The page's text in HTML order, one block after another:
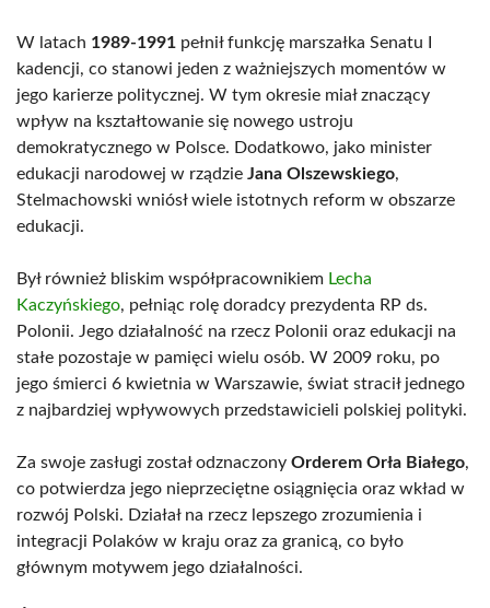
W latach 1989-1991 pełnił funkcję marszałka Senatu I
kadencji, co stanowi jeden z ważniejszych momentów w
jego karierze politycznej. W tym okresie miał znaczący
wpływ na kształtowanie się nowego ustroju
demokratycznego w Polsce. Dodatkowo, jako minister
edukacji narodowej w rządzie Jana Olszewskiego,
Stelmachowski wniósł wiele istotnych reform w obszarze
edukacji.
Był również bliskim współpracownikiem Lecha
Kaczyńskiego, pełniąc rolę doradcy prezydenta RP ds.
Polonii. Jego działalność na rzecz Polonii oraz edukacji na
stałe pozostaje w pamięci wielu osób. W 2009 roku, po
jego śmierci 6 kwietnia w Warszawie, świat stracił jednego
z najbardziej wpływowych przedstawicieli polskiej polityki.
Za swoje zasługi został odznaczony Orderem Orła Białego,
co potwierdza jego nieprzeciętne osiągnięcia oraz wkład w
rozwój Polski. Działał na rzecz lepszego zrozumienia i
integracji Polaków w kraju oraz za granicą, co było
głównym motywem jego działalności.